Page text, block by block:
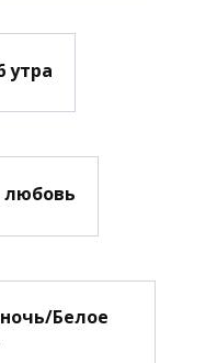
утра
любовь
Белое